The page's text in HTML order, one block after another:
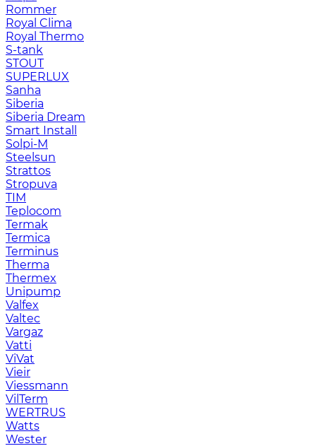
Rommer
Royal Clima
Royal Thermo
S-tank
STOUT
SUPERLUX
Sanha
Siberia
Siberia Dream
Smart Install
Solpi-M
Steelsun
Strattos
Stropuva
TIM
Teplocom
Termak
Termica
Terminus
Therma
Thermex
Unipump
Valfex
Valtec
Vargaz
Vatti
ViVat
Vieir
Viessmann
VilTerm
WERTRUS
Watts
Wester